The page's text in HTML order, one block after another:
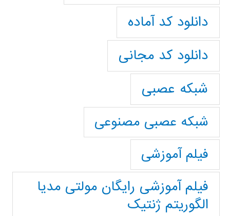
دانلود کد آماده
دانلود کد مجانی
شبکه عصبی
شبکه عصبی مصنوعی
فیلم آموزشی
فیلم آموزشی رایگان مولتی مدیا
الگوریتم ژنتیک